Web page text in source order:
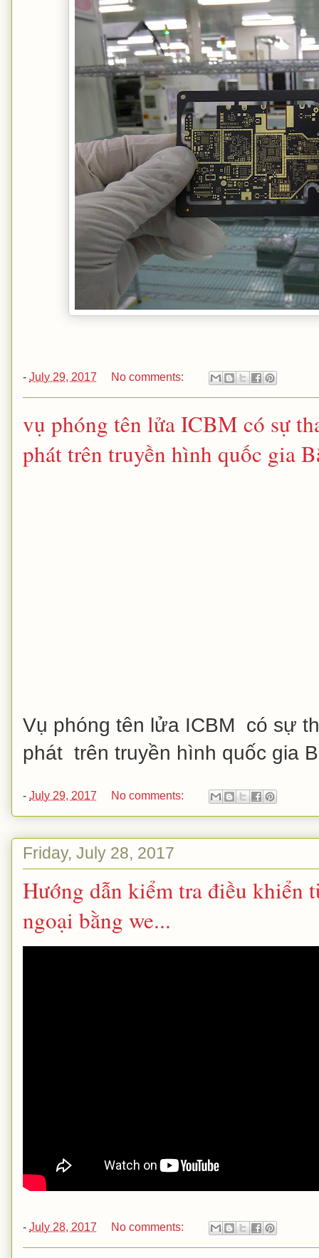
- July 29, 2017 No comments:
vụ phóng tên lửa ICBM có sự
phát trên truyền hình quốc gia
Vụ phóng tên lửa ICBM có sự
phát trên truyền hình quốc gia
- July 29, 2017 No comments:
Friday, July 28, 2017
Hướng dẫn kiểm tra điều khiển
ngoại bằng we...
- July 28, 2017 No comments: